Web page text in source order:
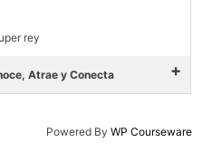
rey
Atrae y Conecta +
Powered By WP Courseware